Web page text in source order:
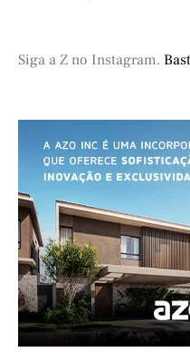
Siga a Z no Instagram.